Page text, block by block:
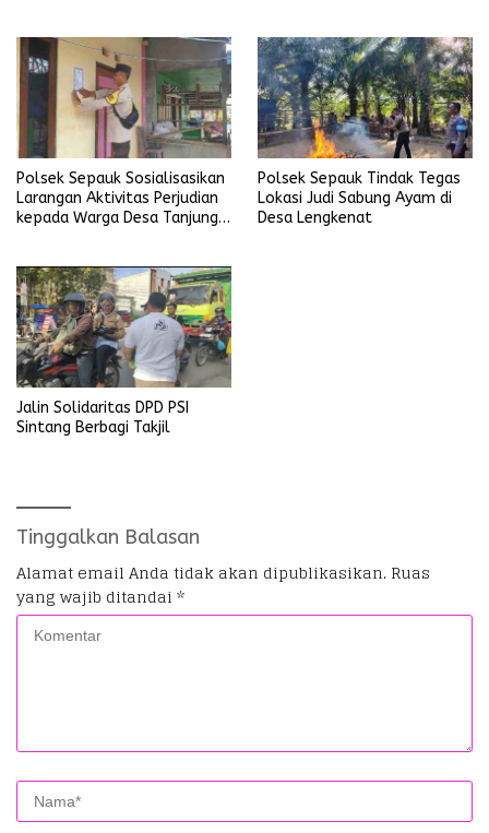
Polsek Sepauk Sosialisasikan
Larangan Aktivitas Perjudian
kepada Warga Desa Tanjung
Polsek Sepauk Tindak Tegas
Lokasi Judi Sabung Ayam di
Desa Lengkenat
Jalin Solidaritas DPD PSI
Sintang Berbagi Takjil
Tinggalkan Balasan
Alamat email Anda tidak akan dipublikasikan. Ruas
yang wajib ditandai *